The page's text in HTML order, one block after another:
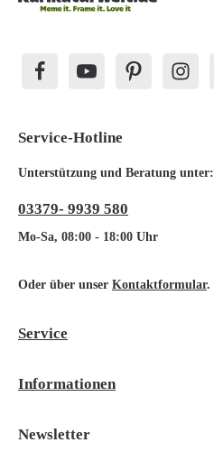
Service-Hotline
Unterstützung und Beratung unter:
03379- 9939 580
Mo-Sa, 08:00 - 18:00 Uhr
Oder über unser Kontaktformular.
Service
Informationen
Newsletter